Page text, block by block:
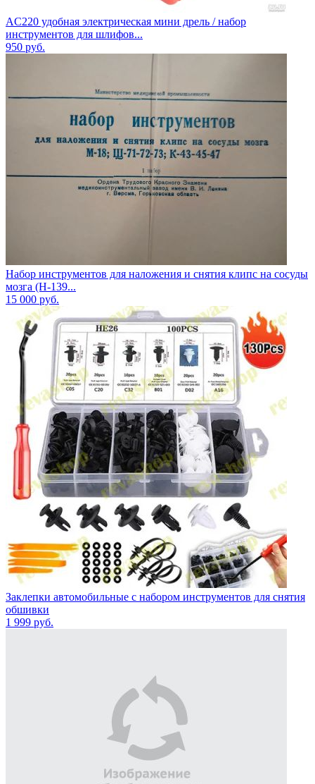
AC220 удобная электрическая мини дрель / набор
инструментов для шлифов...
950 руб.
Набор инструментов для наложения и снятия клипс на сосуды
мозга (Н-139...
15 000 руб.
Заклепки автомобильные с набором инструментов для снятия
обшивки
1 999 руб.